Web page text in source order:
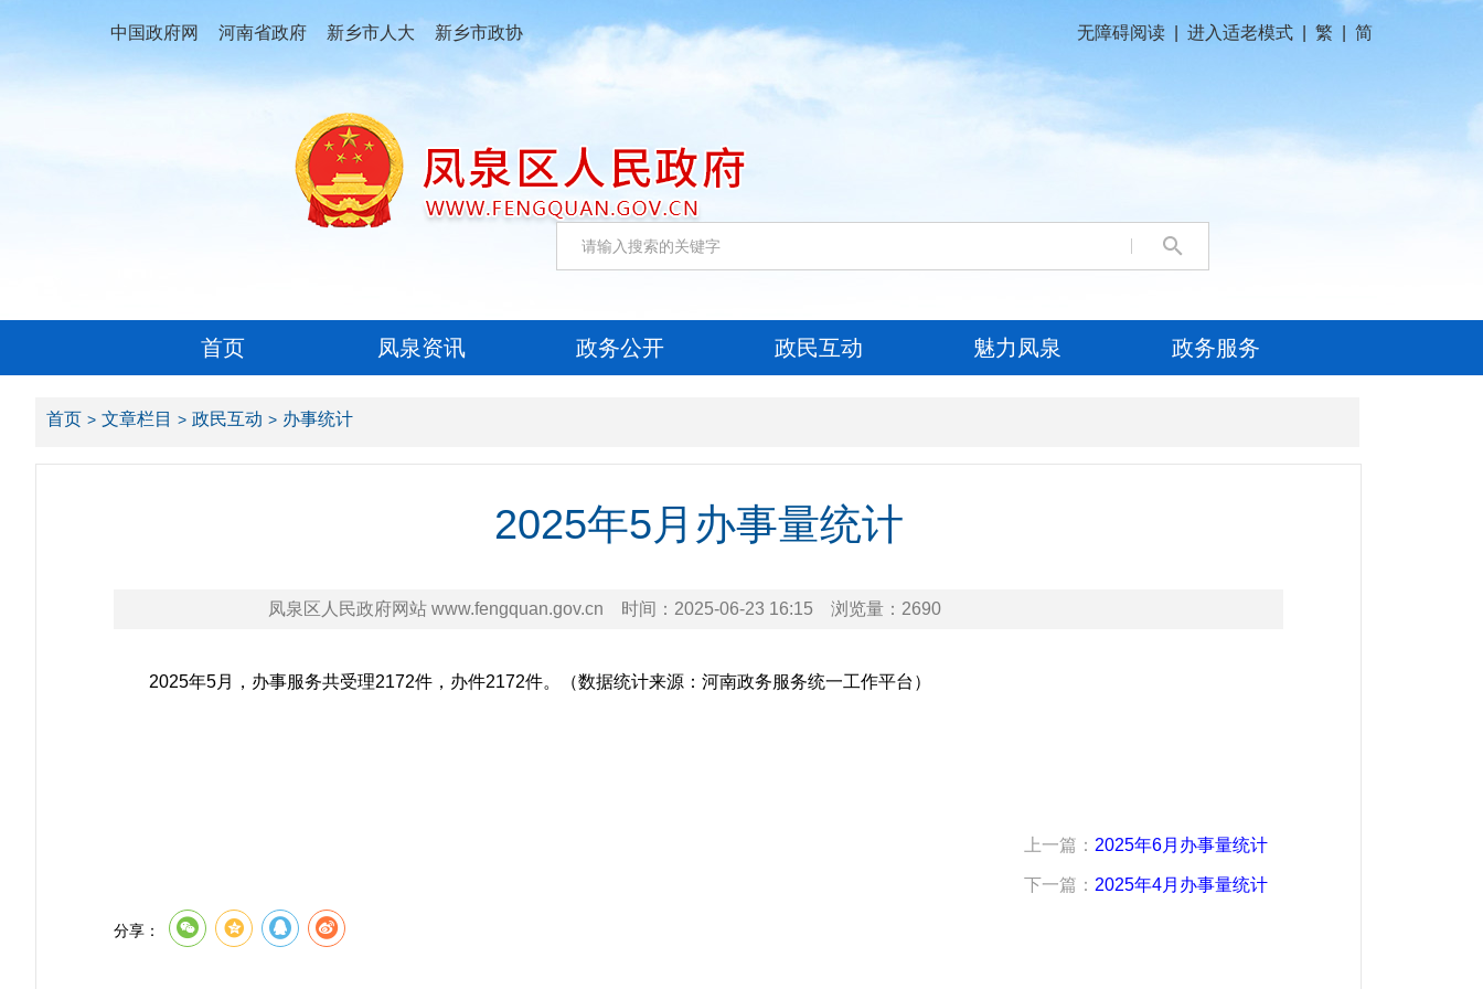
中国政府网 河南省政府 新乡市人大 新乡市政协 无障碍阅读 进入适老模式 繁 简
首页 凤泉资讯 政务公开 政民互动 魅力凤泉 政务服务
首页 文章栏目 政民互动 办事统计
2025年5月办事量统计
凤泉区人民政府网站 www.fengquan.gov.cn 时间： 2025-06-23 16:15 浏览量： 2690
2025年5月，办事服务共受理2172件，办件2172件。（数据统计来源：河南政务服务统一工作平台）
上一篇： 2025年6月办事量统计
下一篇： 2025年4月办事量统计
分享：